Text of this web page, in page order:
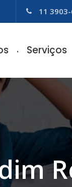
11
Serviços